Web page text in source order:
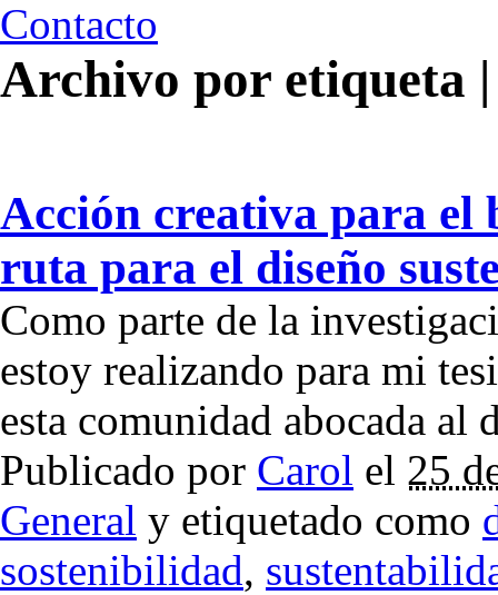
Contacto
Archivo por etiqueta |
Acción creativa para el
ruta para el diseño
Como parte de la
estoy realizando para mi
esta comunidad abocada
Publicado por Carol el 25
General y etiquetado como
sostenibilidad,